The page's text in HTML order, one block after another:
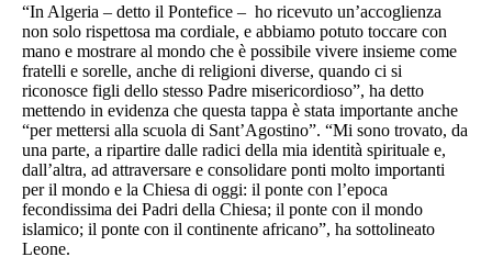
“In Algeria – detto il Pontefice – ho ricevuto un’accoglienza
non solo rispettosa ma cordiale, e abbiamo potuto toccare con
mano e mostrare al mondo che è possibile vivere insieme come
fratelli e sorelle, anche di religioni diverse, quando ci si
riconosce figli dello stesso Padre misericordioso”, ha detto
mettendo in evidenza che questa tappa è stata importante anche
“per mettersi alla scuola di Sant’Agostino”. “Mi sono trovato, da
una parte, a ripartire dalle radici della mia identità spirituale e,
dall’altra, ad attraversare e consolidare ponti molto importanti
per il mondo e la Chiesa di oggi: il ponte con l’epoca
fecondissima dei Padri della Chiesa; il ponte con il mondo
islamico; il ponte con il continente africano”, ha sottolineato
Leone.